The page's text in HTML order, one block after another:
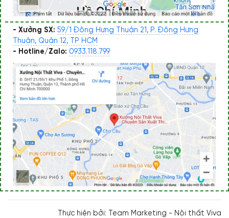
- Xưởng SX: 59/1 Đông Hưng Thuận 21, P. Đông Hưng
Thuận, Quận 12, TP HCM
- Hotline/Zalo: 0933.118.799
Thực hiện bởi: Team Marketing - Nội thất Viva